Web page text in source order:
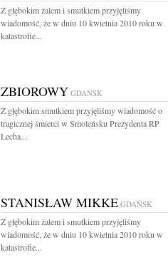
Z głębokim żalem i smutkiem przyjęliśmy
wiadomość, że w dniu 10 kwietnia 2010 roku w
katastrofie...
ZBIOROWY GDAŃSK
Z głębokim smutkiem przyjęliśmy wiadomość o
tragicznej śmierci w Smoleńsku Prezydenta RP
Lecha...
STANISŁAW MIKKE GDAŃSK
Z głębokim żalem i smutkiem przyjęliśmy
wiadomość, że w dniu 10 kwietnia 2010 roku w
katastrofie...